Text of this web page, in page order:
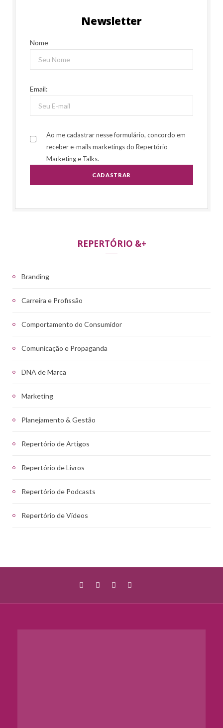
Newsletter
Nome
Email:
Ao me cadastrar nesse formulário, concordo em
receber e-mails marketings do Repertório
Marketing e Talks.
REPERTÓRIO &+
Branding
Carreira e Profissão
Comportamento do Consumidor
Comunicação e Propaganda
DNA de Marca
Marketing
Planejamento & Gestão
Repertório de Artigos
Repertório de Livros
Repertório de Podcasts
Repertório de Vídeos